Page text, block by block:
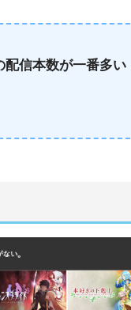
配信本数が一番多い